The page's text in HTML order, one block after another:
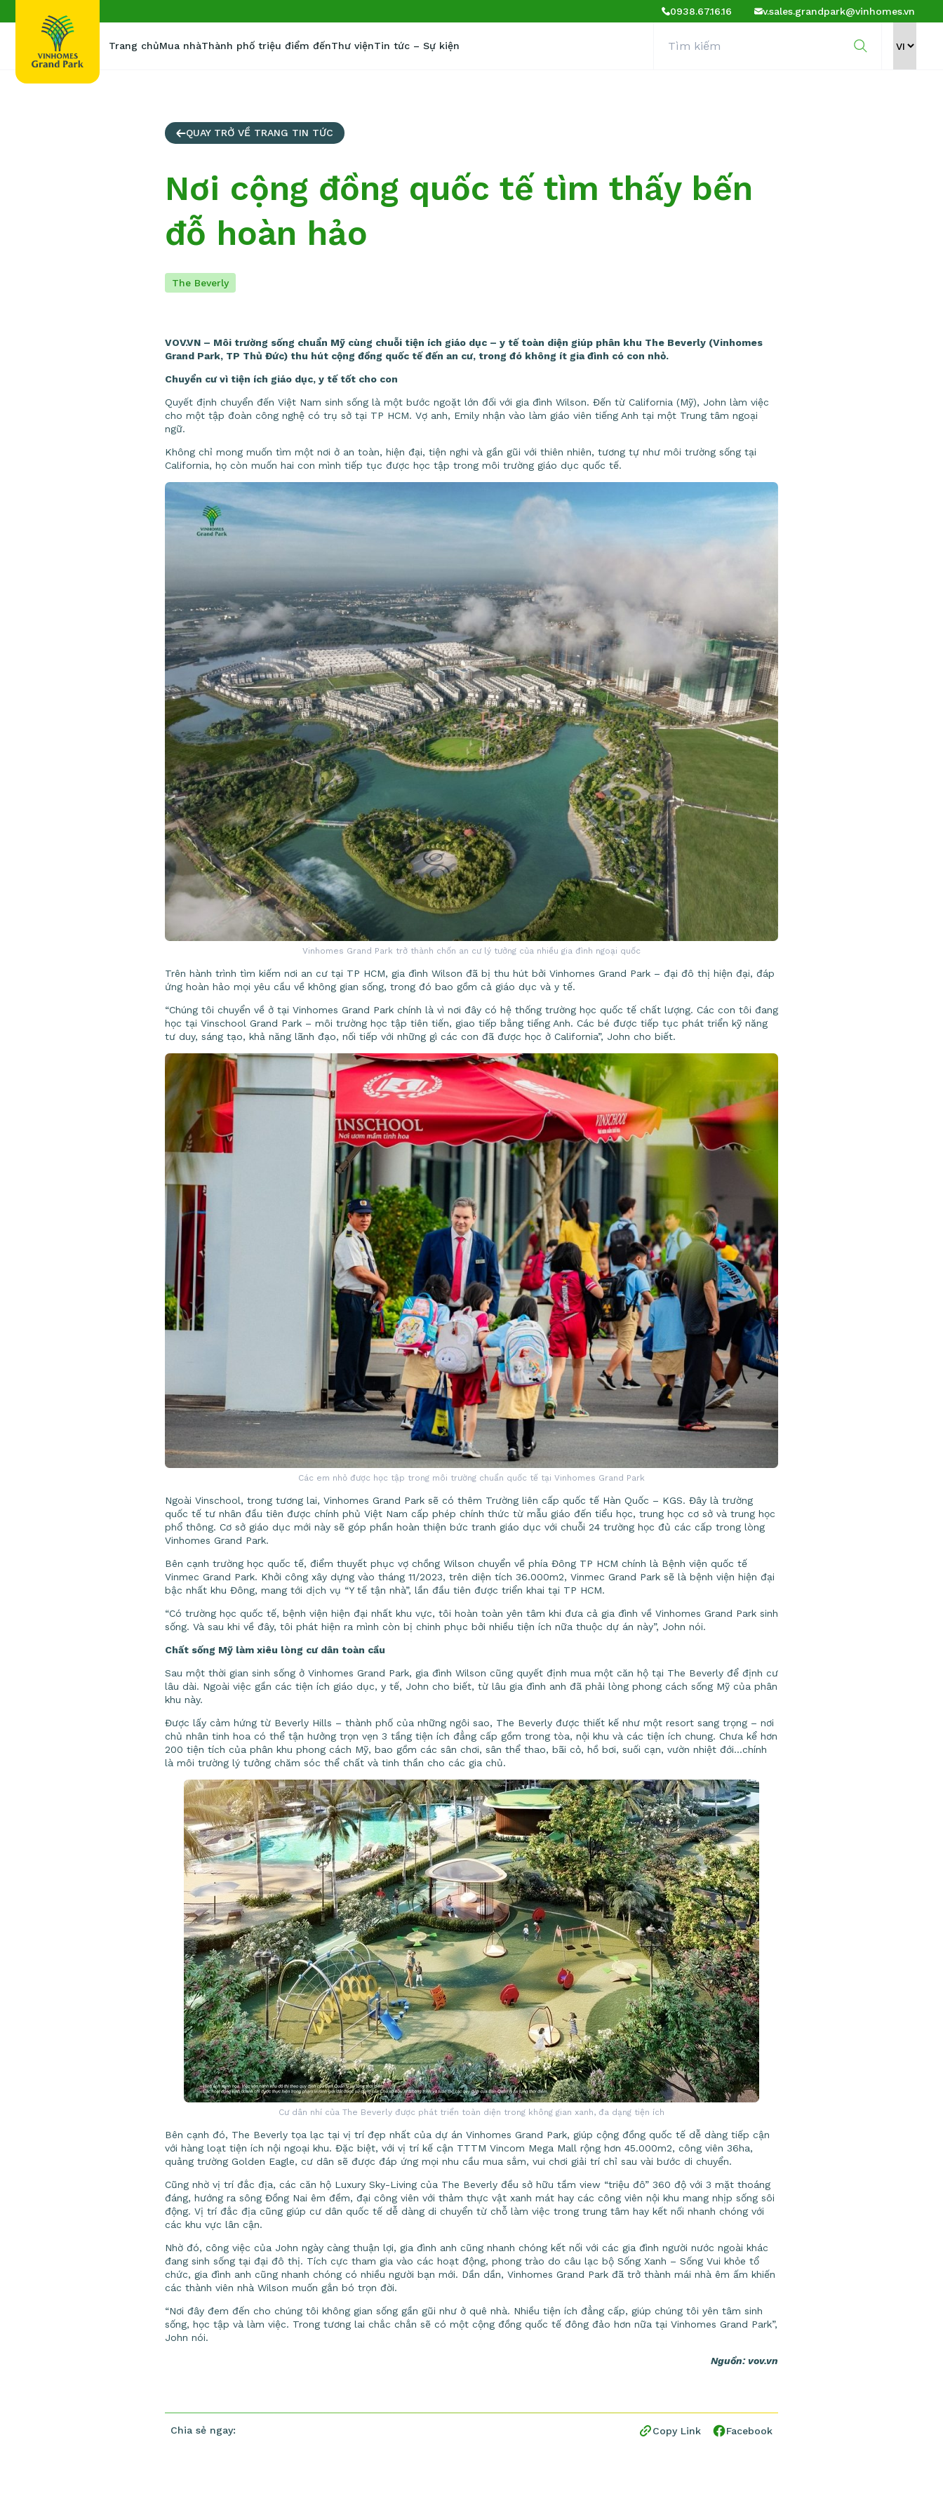
0938.67.16.16 v.sales.grandpark@vinhomes.vn
Trang chủMua nhàThành phố triệu điểm đếnThư việnTin tức – Sự kiện
QUAY TRỞ VỀ TRANG TIN TỨC
Nơi cộng đồng quốc tế tìm thấy bến
đỗ hoàn hảo
The Beverly
VOV.VN – Môi trường sống chuẩn Mỹ cùng chuỗi tiện ích giáo dục – y tế toàn diện giúp phân khu The Beverly (Vinhomes
Grand Park, TP Thủ Đức) thu hút cộng đồng quốc tế đến an cư, trong đó không ít gia đình có con nhỏ.
Chuyển cư vì tiện ích giáo dục, y tế tốt cho con
Quyết định chuyển đến Việt Nam sinh sống là một bước ngoặt lớn đối với gia đình Wilson. Đến từ California (Mỹ), John làm việc
cho một tập đoàn công nghệ có trụ sở tại TP HCM. Vợ anh, Emily nhận vào làm giáo viên tiếng Anh tại một Trung tâm ngoại
ngữ.
Không chỉ mong muốn tìm một nơi ở an toàn, hiện đại, tiện nghi và gần gũi với thiên nhiên, tương tự như môi trường sống tại
California, họ còn muốn hai con mình tiếp tục được học tập trong môi trường giáo dục quốc tế.
Vinhomes Grand Park trở thành chốn an cư lý tưởng của nhiều gia đình ngoại quốc
Trên hành trình tìm kiếm nơi an cư tại TP HCM, gia đình Wilson đã bị thu hút bởi Vinhomes Grand Park – đại đô thị hiện đại, đáp
ứng hoàn hảo mọi yêu cầu về không gian sống, trong đó bao gồm cả giáo dục và y tế.
“Chúng tôi chuyển về ở tại Vinhomes Grand Park chính là vì nơi đây có hệ thống trường học quốc tế chất lượng. Các con tôi đang
học tại Vinschool Grand Park – môi trường học tập tiên tiến, giao tiếp bằng tiếng Anh. Các bé được tiếp tục phát triển kỹ năng
tư duy, sáng tạo, khả năng lãnh đạo, nối tiếp với những gì các con đã được học ở California”, John cho biết.
Các em nhỏ được học tập trong môi trường chuẩn quốc tế tại Vinhomes Grand Park
Ngoài Vinschool, trong tương lai, Vinhomes Grand Park sẽ có thêm Trường liên cấp quốc tế Hàn Quốc – KGS. Đây là trường
quốc tế tư nhân đầu tiên được chính phủ Việt Nam cấp phép chính thức từ mẫu giáo đến tiểu học, trung học cơ sở và trung học
phổ thông. Cơ sở giáo dục mới này sẽ góp phần hoàn thiện bức tranh giáo dục với chuỗi 24 trường học đủ các cấp trong lòng
Vinhomes Grand Park.
Bên cạnh trường học quốc tế, điểm thuyết phục vợ chồng Wilson chuyển về phía Đông TP HCM chính là Bệnh viện quốc tế
Vinmec Grand Park. Khởi công xây dựng vào tháng 11/2023, trên diện tích 36.000m2, Vinmec Grand Park sẽ là bệnh viện hiện đại
bậc nhất khu Đông, mang tới dịch vụ “Y tế tận nhà”, lần đầu tiên được triển khai tại TP HCM.
“Có trường học quốc tế, bệnh viện hiện đại nhất khu vực, tôi hoàn toàn yên tâm khi đưa cả gia đình về Vinhomes Grand Park sinh
sống. Và sau khi về đây, tôi phát hiện ra mình còn bị chinh phục bởi nhiều tiện ích nữa thuộc dự án này”, John nói.
Chất sống Mỹ làm xiêu lòng cư dân toàn cầu
Sau một thời gian sinh sống ở Vinhomes Grand Park, gia đình Wilson cũng quyết định mua một căn hộ tại The Beverly để định cư
lâu dài. Ngoài việc gần các tiện ích giáo dục, y tế, John cho biết, từ lâu gia đình anh đã phải lòng phong cách sống Mỹ của phân
khu này.
Được lấy cảm hứng từ Beverly Hills – thành phố của những ngôi sao, The Beverly được thiết kế như một resort sang trọng – nơi
chủ nhân tinh hoa có thể tận hưởng trọn vẹn 3 tầng tiện ích đẳng cấp gồm trong tòa, nội khu và các tiện ích chung. Chưa kể hơn
200 tiện tích của phân khu phong cách Mỹ, bao gồm các sân chơi, sân thể thao, bãi cỏ, hồ bơi, suối cạn, vườn nhiệt đới…chính
là môi trường lý tưởng chăm sóc thể chất và tinh thần cho các gia chủ.
Cư dân nhí của The Beverly được phát triển toàn diện trong không gian xanh, đa dạng tiện ích
Bên cạnh đó, The Beverly tọa lạc tại vị trí đẹp nhất của dự án Vinhomes Grand Park, giúp cộng đồng quốc tế dễ dàng tiếp cận
với hàng loạt tiện ích nội ngoại khu. Đặc biệt, với vị trí kế cận TTTM Vincom Mega Mall rộng hơn 45.000m2, công viên 36ha,
quảng trường Golden Eagle, cư dân sẽ được đáp ứng mọi nhu cầu mua sắm, vui chơi giải trí chỉ sau vài bước di chuyển.
Cũng nhờ vị trí đắc địa, các căn hộ Luxury Sky-Living của The Beverly đều sở hữu tầm view “triệu đô” 360 độ với 3 mặt thoáng
đáng, hướng ra sông Đồng Nai êm đềm, đại công viên với thảm thực vật xanh mát hay các công viên nội khu mang nhịp sống sôi
động. Vị trí đắc địa cũng giúp cư dân quốc tế dễ dàng di chuyển từ chỗ làm việc trong trung tâm hay kết nối nhanh chóng với
các khu vực lân cận.
Nhờ đó, công việc của John ngày càng thuận lợi, gia đình anh cũng nhanh chóng kết nối với các gia đình người nước ngoài khác
đang sinh sống tại đại đô thị. Tích cực tham gia vào các hoạt động, phong trào do câu lạc bộ Sống Xanh – Sống Vui khỏe tổ
chức, gia đình anh cũng nhanh chóng có nhiều người bạn mới. Dần dần, Vinhomes Grand Park đã trở thành mái nhà êm ấm khiến
các thành viên nhà Wilson muốn gắn bó trọn đời.
“Nơi đây đem đến cho chúng tôi không gian sống gần gũi như ở quê nhà. Nhiều tiện ích đẳng cấp, giúp chúng tôi yên tâm sinh
sống, học tập và làm việc. Trong tương lai chắc chắn sẽ có một cộng đồng quốc tế đông đảo hơn nữa tại Vinhomes Grand Park”,
John nói.
Nguồn: vov.vn
Chia sẻ ngay: Copy Link Facebook